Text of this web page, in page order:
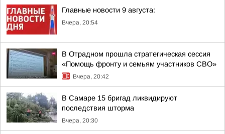
Главные новости 9 августа:
Вчера, 20:54
В Отрадном прошла стратегическая сессия
«Помощь фронту и семьям участников СВО»
Вчера, 20:42
В Самаре 15 бригад ликвидируют
последствия шторма
Вчера, 20:30